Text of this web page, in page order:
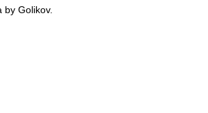
Golikov.